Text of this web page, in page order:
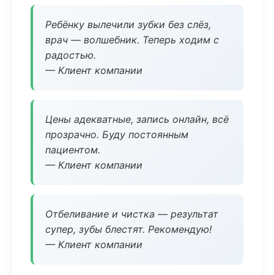
Ребёнку вылечили зубки без слёз,
врач — волшебник. Теперь ходим с
радостью.
— Клиент компании
Цены адекватные, запись онлайн, всё
прозрачно. Буду постоянным
пациентом.
— Клиент компании
Отбеливание и чистка — результат
супер, зубы блестят. Рекомендую!
— Клиент компании